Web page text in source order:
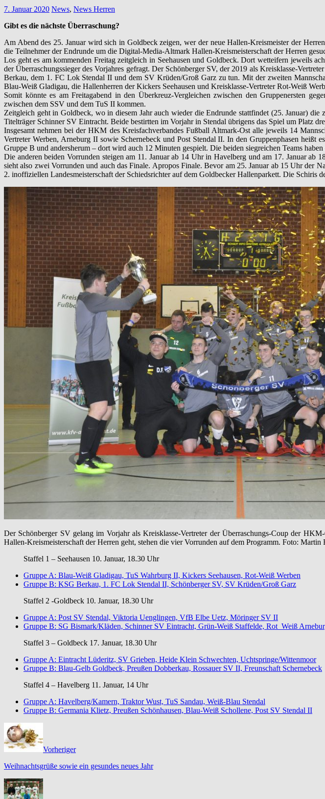
7. Januar 2020 News, News Herren
Gibt es die nächste Überraschung?
Am Abend des 25. Januar wird sich in Goldbeck zeigen, wer der neue Hallen-Kreismeister der
die Teilnehmer der Endrunde um die Digital-Media-Altmark Hallen-Kreismeisterschaft der Herren
Los geht es am kommenden Freitag zeitgleich in Seehausen und Goldbeck. Dort wetteifern jeweils
der Überraschungssieger des Vorjahres gefragt. Der Schönberger SV, der 2019 als Kreisklasse-
Berkau, dem 1. FC Lok Stendal II und dem SV Krüden/Groß Garz zu tun. Mit der zweiten
Blau-Weiß Gladigau, die Hallenherren der Kickers Seehausen und Kreisklasse-Vertreter Rot-Weiß
Somit könnte es am Freitagabend in den Überkreuz-Vergleichen zwischen den Gruppenersten
zwischen dem SSV und dem TuS II kommen.
Zeitgleich geht in Goldbeck, wo in diesem Jahr auch wieder die Endrunde stattfindet (25. Januar)
Titelträger Schinner SV Eintracht. Beide bestirtten im Vorjahr in Stendal übrigens das Spiel um Platz
Insgesamt nehmen bei der HKM des Kreisfachverbandes Fußball Altmark-Ost alle jeweils 14
Vertreter Werben, Arneburg II sowie Schernebeck und Post Stendal II. In den Gruppenphasen
Gruppe B und andersherum – dort wird auch 12 Minuten gespielt. Die beiden siegreichen Teams
Die anderen beiden Vorrunden steigen am 11. Januar ab 14 Uhr in Havelberg und am 17. Januar
sieht also zwei Vorrunden und auch das Finale. Apropos Finale. Bevor am 25. Januar ab 15 Uhr der
2. inoffiziellen Landesmeisterschaft der Schiedsrichter auf dem Goldbecker Hallenparkett. Die
Der Schönberger SV gelang im Vorjahr als Kreisklasse-Vertreter der Überraschungs-Coup der
Hallen-Kreismeisterschaft der Herren geht, stehen die vier Vorrunden auf dem Programm. Foto: Martin
Staffel 1 – Seehausen 10. Januar, 18.30 Uhr
Gruppe A: Blau-Weiß Gladigau, TuS Wahrburg II, Kickers Seehausen, Rot-Weiß Werben
Gruppe B: KSG Berkau, 1. FC Lok Stendal II, Schönberger SV, SV Krüden/Groß Garz
Staffel 2 -Goldbeck 10. Januar, 18.30 Uhr
Gruppe A: Post SV Stendal, Viktoria Uenglingen, VfB Elbe Uetz, Möringer SV II
Gruppe B: SG Bismark/Kläden, Schinner SV Eintracht, Grün-Weiß Staffelde, Rot_Weiß
Staffel 3 – Goldbeck 17. Januar, 18.30 Uhr
Gruppe A: Eintracht Lüderitz, SV Grieben, Heide Klein Schwechten, Uchtspringe/Wittenmoor
Gruppe B: Blau-Gelb Goldbeck, Preußen Dobberkau, Rossauer SV II, Freunschaft Schernebeck
Staffel 4 – Havelberg 11. Januar, 14 Uhr
Gruppe A: Havelberg/Kamern, Traktor Wust, TuS Sandau, Weiß-Blau Stendal
Gruppe B: Germania Klietz, Preußen Schönhausen, Blau-Weiß Schollene, Post SV Stendal II
Vorheriger
Weihnachtsgrüße sowie ein gesundes neues Jahr